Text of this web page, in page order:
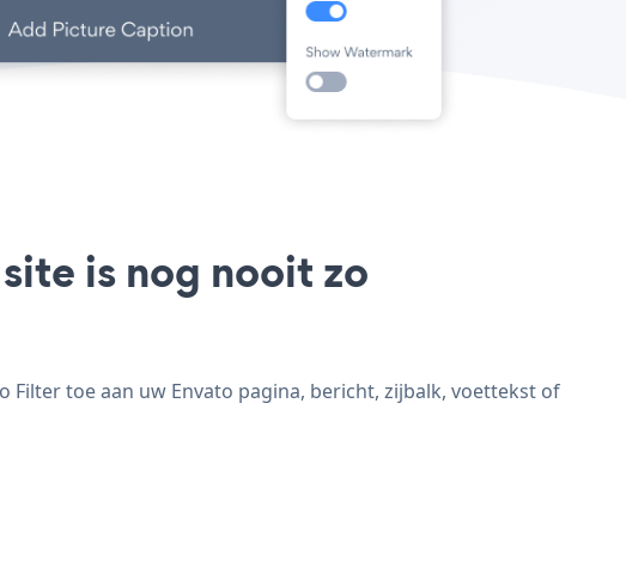
is nog nooit zo
Filter toe aan uw Envato pagina, bericht, zijbalk, voettekst of